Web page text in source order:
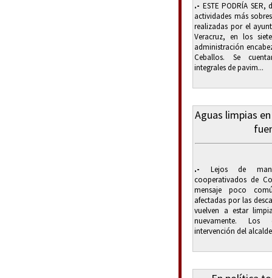
.- ESTE PODRÍA
actividades más
realizadas por el
Veracruz, en los
administración
Ceballos. Se
integrales de pavim...
Aguas limpias
.- Lejos de
cooperativados de
mensaje poco
afectadas por las
vuelven a estar
nuevamente. Los
intervención del